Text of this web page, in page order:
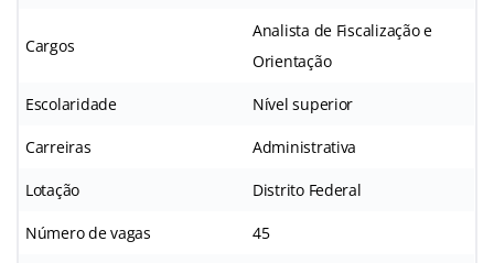
Cargos
Analista de Fiscalização e
Orientação
Escolaridade Nível superior
Carreiras Administrativa
Lotação Distrito Federal
Número de vagas 45